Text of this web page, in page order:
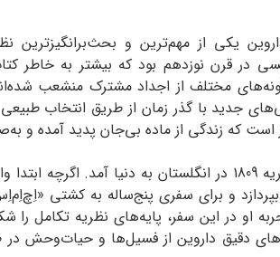
یکی از مهم‌ترین و
در قرن نوزدهم بود که بیشتر به خاطر
مختلف از اجداد مشترک منشعب
جدید با گذر زمان از طریق انتخاب
است که زندگی از ماده بی‌جان پدید آمده و
داروین در ۱۲ فوریه 1809 در انگلستان به دنیا
او در این سفر، پایه‌های نظریه تکامل
دقیق داروین از فسیل‌ها و حیات‌وحش در